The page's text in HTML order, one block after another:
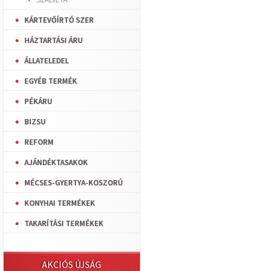
KÁRTEVŐÍRTÓ SZER
HÁZTARTÁSI ÁRU
ÁLLATELEDEL
EGYÉB TERMÉK
PÉKÁRU
BIZSU
REFORM
AJÁNDÉKTASAKOK
MÉCSES-GYERTYA-KOSZORÚ
KONYHAI TERMÉKEK
TAKARÍTÁSI TERMÉKEK
AKCIÓS ÚJSÁG